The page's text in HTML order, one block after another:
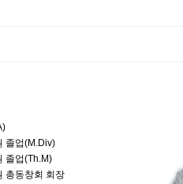
졸업(M.Div)
졸업(Th.M)
총동창회 회장